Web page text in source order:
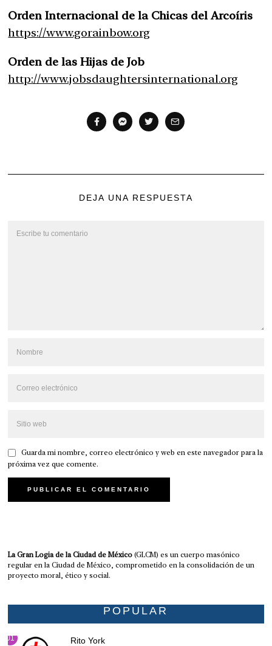
Orden Internacional de la Chicas del Arcoíris
https://www.gorainbow.org
Orden de las Hijas de Job
http://www.jobsdaughtersinternational.org
DEJA UNA RESPUESTA
Guarda mi nombre, correo electrónico y web en este navegador para la
próxima vez que comente.
La Gran Logia de la Ciudad de México (GLCM) es un cuerpo masónico
regular en la Ciudad de México, comprometido en la consolidación de un
proyecto moral, ético y social.
POPULAR
01 Rito York